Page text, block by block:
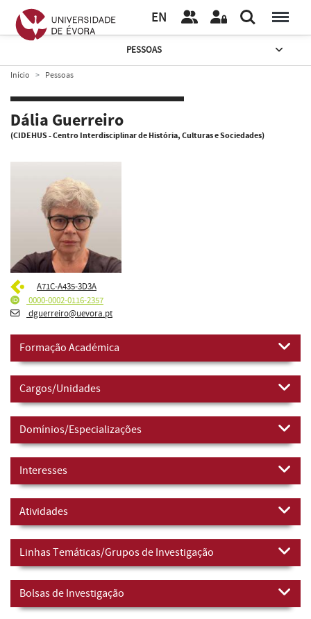
EN
PESSOAS
Início Pessoas
Dália Guerreiro
(CIDEHUS - Centro Interdisciplinar de História, Culturas e Sociedades)
A71C-A435-3D3A
0000-0002-0116-2357
dguerreiro@uevora.pt
Formação Académica
Cargos/Unidades
Domínios/Especializações
Interesses
Atividades
Linhas Temáticas/Grupos de Investigação
Bolsas de Investigação